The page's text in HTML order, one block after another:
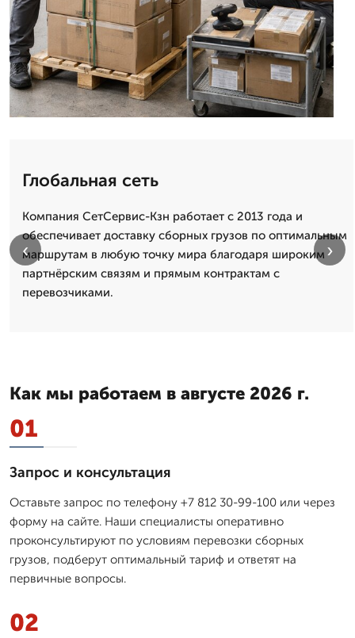
Глобальная сеть
Компания СетСервис-Кзн работает с 2013 года и
обеспечивает доставку сборных грузов по оптимальным
маршрутам в любую точку мира благодаря широким
партнёрским связям и прямым контрактам с
перевозчиками.
‹ ›
Как мы работаем в августе 2026 г.
01
Запрос и консультация
Оставьте запрос по телефону +7 812 30-99-100 или через
форму на сайте. Наши специалисты оперативно
проконсультируют по условиям перевозки сборных
грузов, подберут оптимальный тариф и ответят на
первичные вопросы.
02